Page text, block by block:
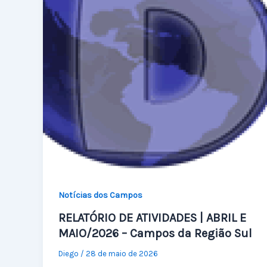
Notícias dos Campos
RELATÓRIO DE ATIVIDADES | ABRIL E
MAIO/2026 – Campos da Região Sul
Diego / 28 de maio de 2026